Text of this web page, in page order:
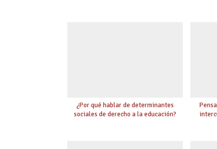
¿Por qué hablar de determinantes
sociales de derecho a la educación?